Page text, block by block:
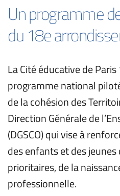
Un programme
du 18e
La Cité éducative de Paris
programme national
de la cohésion des
Direction Générale de
(DGSCO) qui vise à
des enfants et des
prioritaires, de la
professionnelle.